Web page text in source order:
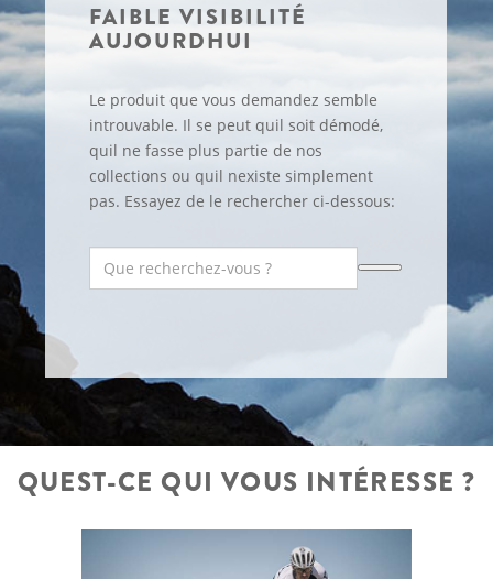
FAIBLE VISIBILITÉ
AUJOURDHUI
Le produit que vous demandez semble
introuvable. Il se peut quil soit démodé,
quil ne fasse plus partie de nos
collections ou quil nexiste simplement
pas. Essayez de le rechercher ci-dessous:
QUEST-CE QUI VOUS INTÉRESSE ?